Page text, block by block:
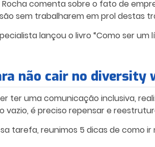
Rocha comenta sobre o fato de
sem trabalharem em prol destas
lançou o livro “Como ser
não cair no diversity
ter uma comunicação inclusiva,
vazio, é preciso repensar e
tarefa, reunimos 5 dicas de como